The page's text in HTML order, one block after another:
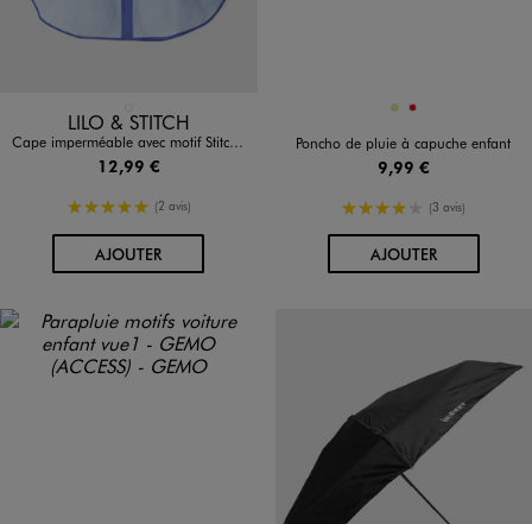
Disponible en 1 coloris
LILO & STITCH
Cape imperméable avec motif Stitch et Angel fille - Disney
12,99 €
5/5 de moyenne
(2 avis)
AJOUTERAU PANIER
Disponible en 2 coloris
KAKI ROUGE
Poncho de pluie à capuche enfant
9,99 €
4/5 de moyenne
(3 avis)
AJOUTERAU PANIER